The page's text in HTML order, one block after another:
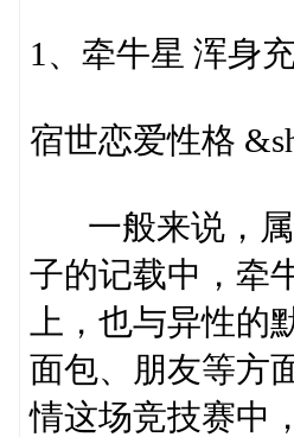
1、牵牛星 浑身
宿世恋爱性格
一般来说，属
子的记载中，牵
上，也与异性
面包、朋友等方
情这场竞技赛中